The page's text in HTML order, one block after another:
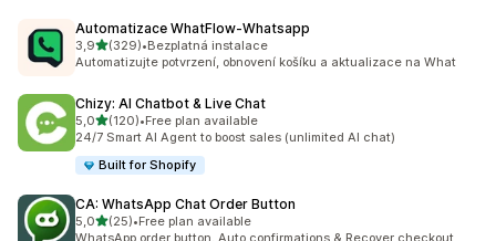
Automatizace WhatFlow‑Whatsapp
3,9z 5 hvězd
(329)
Celkový počet recenzí: 329
•Bezplatná instalace
Automatizujte potvrzení, obnovení košíku a aktualizace na What
Chizy: AI Chatbot & Live Chat
5,0z 5 hvězd
(120)
Celkový počet recenzí: 120
•Free plan available
24/7 Smart AI Agent to boost sales (unlimited AI chat)
Built for Shopify
CA: WhatsApp Chat Order Button
5,0z 5 hvězd
(25)
Celkový počet recenzí: 25
•Free plan available
WhatsApp order button, Auto confirmations & Recover checkout